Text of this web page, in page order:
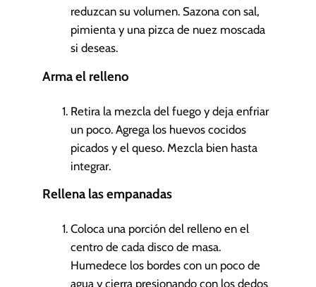
reduzcan su volumen. Sazona con sal,
pimienta y una pizca de nuez moscada
si deseas.
Arma el relleno
Retira la mezcla del fuego y deja enfriar
un poco. Agrega los huevos cocidos
picados y el queso. Mezcla bien hasta
integrar.
Rellena las empanadas
Coloca una porción del relleno en el
centro de cada disco de masa.
Humedece los bordes con un poco de
agua y cierra presionando con los dedos